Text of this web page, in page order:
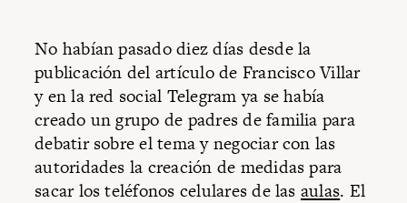
No habían pasado diez días desde la
publicación del artículo de Francisco Villar
y en la red social Telegram ya se había
creado un grupo de padres de familia para
debatir sobre el tema y negociar con las
autoridades la creación de medidas para
sacar los teléfonos celulares de las aulas. El